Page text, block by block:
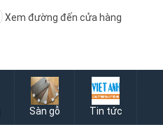
Xem đường đến cửa hàng
Sàn gỗ Tin tức